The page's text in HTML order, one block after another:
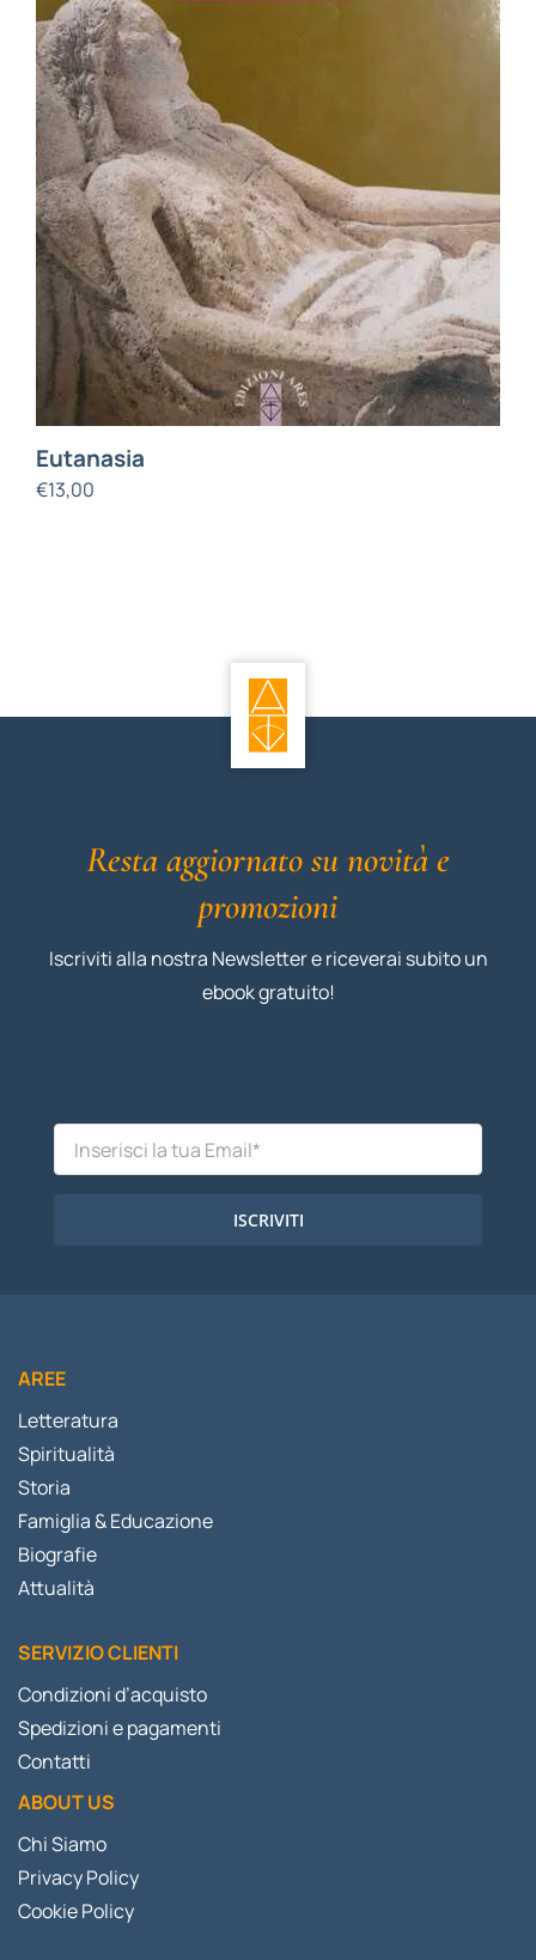
Eutanasia
€13,00
Resta aggiornato su novità e
promozioni
Iscriviti alla nostra Newsletter e riceverai subito un
ebook gratuito!
ISCRIVITI
AREE
Letteratura
Spiritualità
Storia
Famiglia & Educazione
Biografie
Attualità
SERVIZIO CLIENTI
Condizioni d’acquisto
Spedizioni e pagamenti
Contatti
ABOUT US
Chi Siamo
Privacy Policy
Cookie Policy